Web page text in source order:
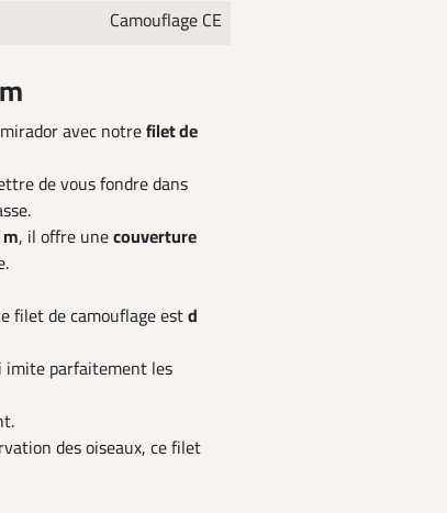
Camouflage CE
avec notrefilet de
de vous fondre dans
, il offre unecouverture
filet de camouflage estd
imite parfaitement les
des oiseaux, ce filet